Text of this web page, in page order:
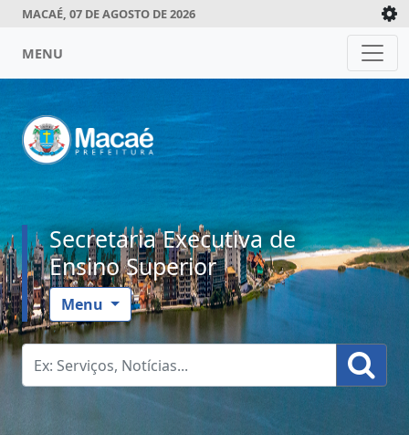
MACAÉ, 07 DE AGOSTO DE 2026
MENU
Secretaria Executiva de
Ensino Superior
Menu